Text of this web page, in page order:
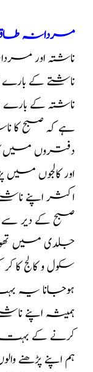
مردانہ
ناشتہ اور
ناشتے کے
ناشتہ کے
ہے کہ صبح کا
دفتروں میں
اور کالجوں
اکثر اپنے
صبح کے دیر
جلدی میں
سکول و کالج
ہوجانا یہ
ہمیشہ اپنے
کرنے کے
ہم اپنے